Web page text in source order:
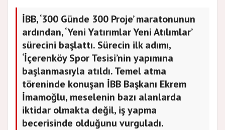
İBB, ‘300 Günde 300 Proje’ maratonunun
ardından, ‘Yeni Yatırımlar Yeni Atılımlar’
sürecini başlattı. Sürecin ilk adımı,
‘İçerenköy Spor Tesisi’nin yapımına
başlanmasıyla atıldı. Temel atma
töreninde konuşan İBB Başkanı Ekrem
İmamoğlu, meselenin bazı alanlarda
iktidar olmakta değil, iş yapma
becerisinde olduğunu vurguladı.